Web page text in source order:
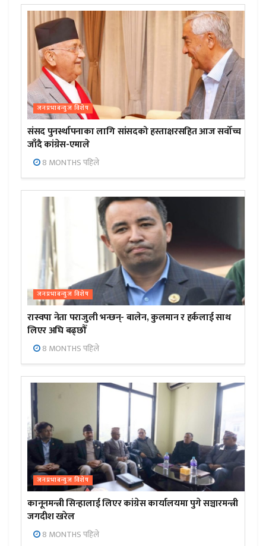
जनप्रभाबन्युज विशेष
संसद पुनर्स्थापनाका लागि सांसदको हस्ताक्षरसहित आज सर्वोच्च
जाँदै कांग्रेस-एमाले
8 MONTHS पहिले
जनप्रभाबन्युज विशेष
रास्वपा नेता पराजुली भन्छन्- बालेन, कुलमान र हर्कलाई साथ
लिएर अघि बढ्छौँ
8 MONTHS पहिले
जनप्रभाबन्युज विशेष
कानूनमन्त्री सिन्हालाई लिएर कांग्रेस कार्यालयमा पुगे सञ्चारमन्त्री
जगदीश खरेल
8 MONTHS पहिले